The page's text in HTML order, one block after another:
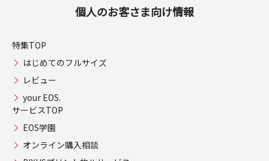
個人のお客さま向け情報
特集TOP
はじめてのフルサイズ
レビュー
your EOS.
サービスTOP
EOS学園
オンライン購入相談